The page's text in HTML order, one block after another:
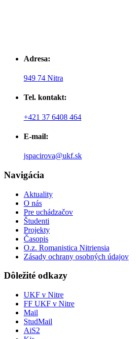
Adresa:
949 74 Nitra
Tel. kontakt:
+421 37 6408 464
E-mail:
jspacirova@ukf.sk
Navigácia
Aktuality
O nás
Pre uchádzačov
Študenti
Projekty
Časopis
O.z. Romanistica Nitriensia
Zásady ochrany osobných údajov
Dôležité odkazy
UKF v Nitre
FF UKF v Nitre
Mail
StudMail
AiS2